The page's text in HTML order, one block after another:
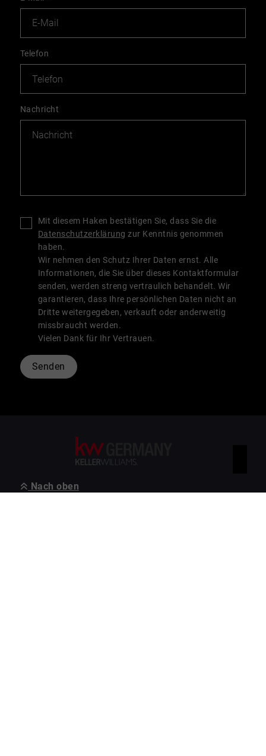
Telefon
Nachricht
Mit diesem Haken bestätigen Sie, dass Sie die
Datenschutzerklärung zur Kenntnis genommen
haben.
Wir nehmen den Schutz Ihrer Daten ernst. Alle
Informationen, die Sie über dieses Kontaktformular
senden, werden streng vertraulich behandelt. Wir
garantieren, dass Ihre persönlichen Daten nicht an
Dritte weitergegeben, verkauft oder anderweitig
missbraucht werden.
Vielen Dank für Ihr Vertrauen.
Senden
Nach oben